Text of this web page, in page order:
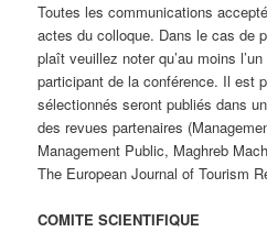
Toutes les communications
actes du colloque. Dans le cas de
plaît veuillez noter qu’au moins
participant de la conférence. Il est
sélectionnés seront publiés dans
des revues partenaires
Management Public, Maghreb
The European Journal of Tourism
COMITE SCIENTIFIQUE